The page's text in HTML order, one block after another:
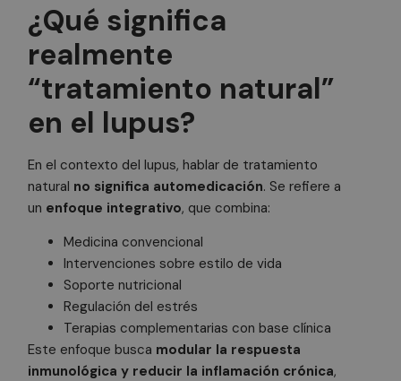
¿Qué significa
realmente
“tratamiento natural”
en el lupus?
En el contexto del lupus, hablar de tratamiento
natural no significa automedicación. Se refiere a
un enfoque integrativo, que combina:
Medicina convencional
Intervenciones sobre estilo de vida
Soporte nutricional
Regulación del estrés
Terapias complementarias con base clínica
Este enfoque busca modular la respuesta
inmunológica y reducir la inflamación crónica,